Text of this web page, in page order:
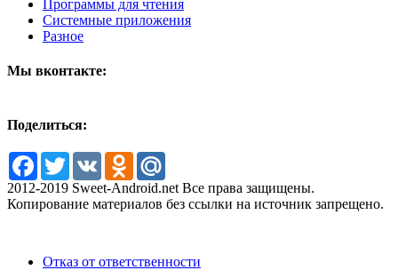
Программы для чтения
Системные приложения
Разное
Мы вконтакте:
Поделиться:
Facebook
TwitterVK Odnoklassniki
2012-2019 Sweet-Android.net Все права защищены.
Копирование материалов без ссылки на источник запрещено.
Отказ от ответственности